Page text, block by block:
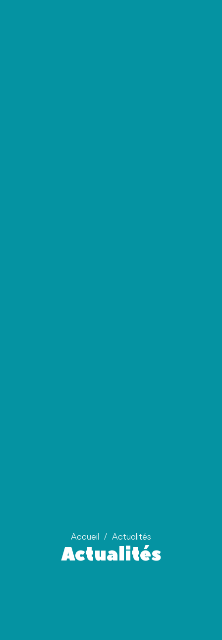
Accueil / Actualités
Actualités